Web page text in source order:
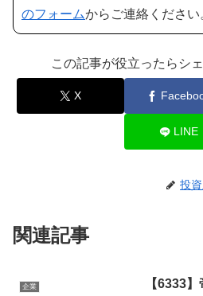
のフォームからご連絡ください
この記事が役立ったらシ
X
LINE
投
関連記事
企業 【6333